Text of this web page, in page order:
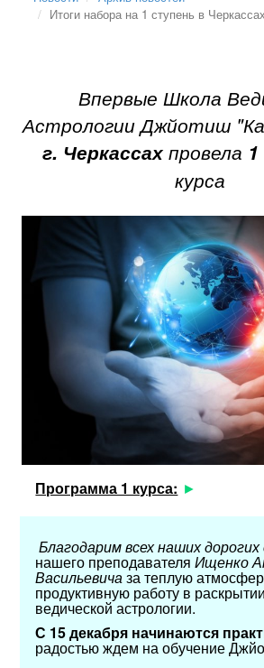
Итоги набора на 1 ступень в Черкассах
Впервые Школа
Астрологии Джйотиш
г. Черкассах провела
курса
Программа 1 курса:
Благодарим всех наших
нашего преподавателяИщенко
Васильевича за теплую
продуктивную работу в
ведической астрологии.
С 15 декабря начинаются
радостью ждем на обучение